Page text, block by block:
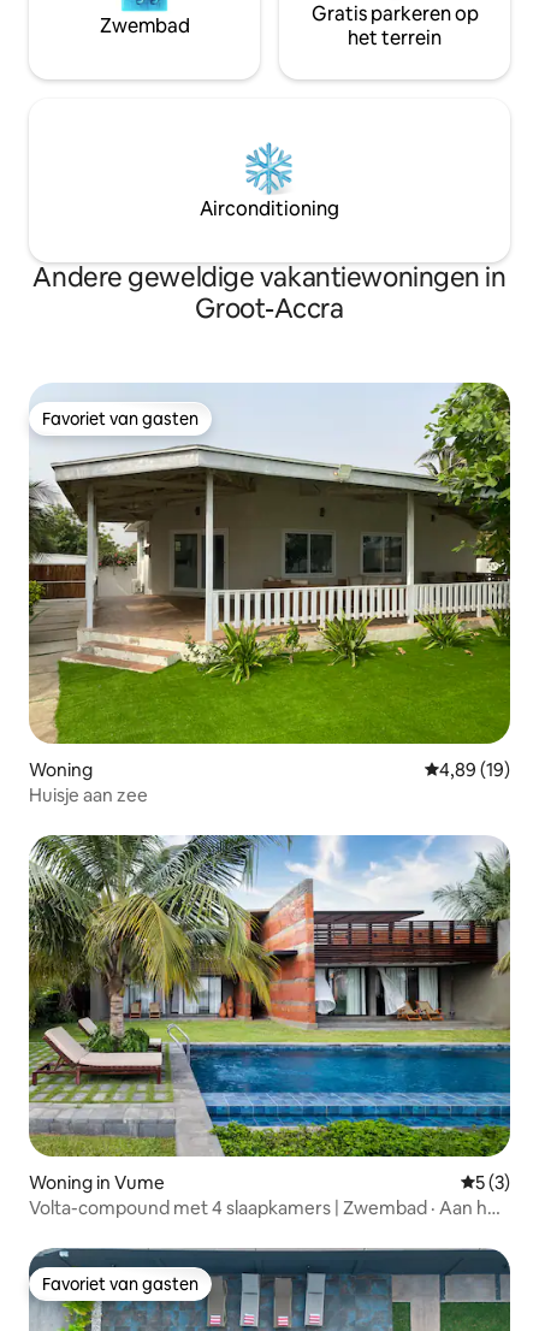
Zwembad
Gratis parkeren op
het terrein
Airconditioning
Andere geweldige vakantiewoningen in
Groot-Accra
Favoriet van gasten
Favoriet van gasten
Woning Gemiddelde
4,89 (19)
Huisje aan zee
Woning in Vume
5 (3)
Volta-compound met 4 slaapkamers | Zwembad · Aan het
Favoriet van gasten
Favoriet van gasten